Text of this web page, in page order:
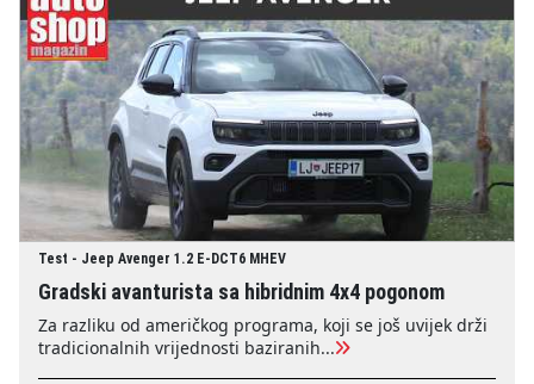
Test - Jeep Avenger 1.2 E-DCT6 MHEV
Gradski avanturista sa hibridnim 4x4 pogonom
Za razliku od američkog programa, koji se još uvijek drži
tradicionalnih vrijednosti baziranih...